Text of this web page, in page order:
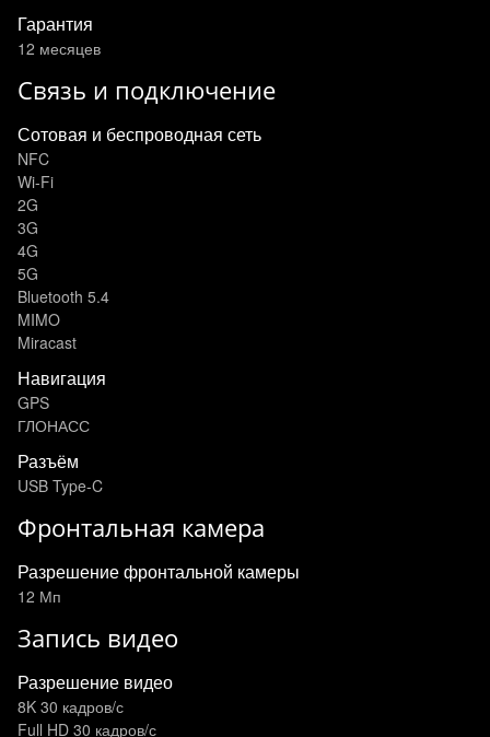
Гарантия
12 месяцев
Связь и подключение
Сотовая и беспроводная сеть
NFC
Wi-Fi
2G
3G
4G
5G
Bluetooth 5.4
MIMO
Miracast
Навигация
GPS
ГЛОНАСС
Разъём
USB Type-C
Фронтальная камера
Разрешение фронтальной камеры
12 Мп
Запись видео
Разрешение видео
8K 30 кадров/с
Full HD 30 кадров/с